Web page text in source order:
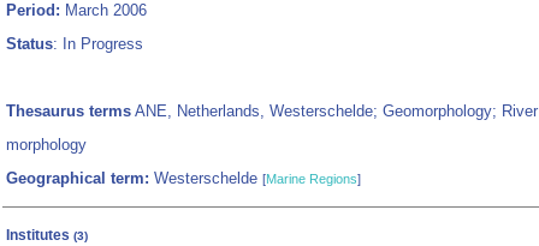
Period: March 2006
Status: In Progress
Thesaurus terms ANE, Netherlands, Westerschelde; Geomorphology; River
morphology
Geographical term: Westerschelde [Marine Regions]
Institutes (3)